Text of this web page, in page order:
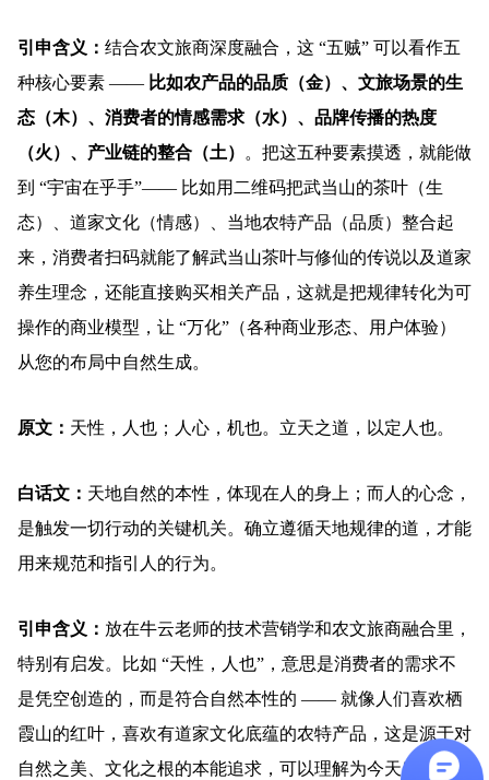
引申含义： 结合农文旅商深度融合，这 “五贼” 可以看作五
种核心要素 —— 比如农产品的品质（金）、文旅场景的生
态（木）、消费者的情感需求（水）、品牌传播的热度
（火）、产业链的整合（土）
。把这五种要素摸透，就能做
到 “宇宙在乎手”—— 比如用二维码把武当山的茶叶（生
态）、道家文化（情感）、当地农特产品（品质）整合起
来，消费者扫码就能了解武当山茶叶与修仙的传说以及道家
养生理念，还能直接购买相关产品，这就是把规律转化为可
操作的商业模型，让 “万化”（各种商业形态、用户体验）
从您的布局中自然生成。
原文： 天性，人也；人心，机也。立天之道，以定人也。
白话文： 天地自然的本性，体现在人的身上；而人的心念，
是触发一切行动的关键机关。确立遵循天地规律的道，才能
用来规范和指引人的行为。
引申含义： 放在牛云老师的技术营销学和农文旅商融合里，
特别有启发。比如 “天性，人也”，意思是消费者的需求不
是凭空创造的，而是符合自然本性的 —— 就像人们喜欢栖
霞山的红叶，喜欢有道家文化底蕴的农特产品，这是源于对
自然之美、文化之根的本能追求，可以理解为今天所说的情